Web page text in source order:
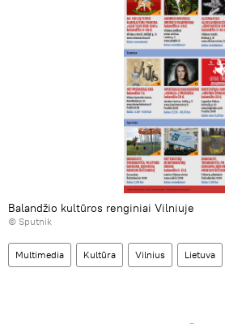
Balandžio kultūros renginiai Vilniuje
© Sputnik
Multimedia Kultūra Vilnius Lietuva